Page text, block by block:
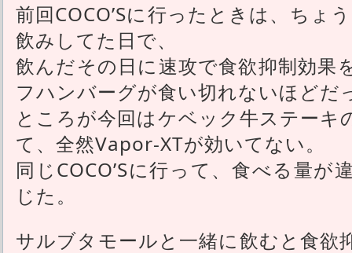
前回COCO’Sに行ったときは、ちょ
飲みしてた日で、
飲んだその日に速攻で食欲抑制効果
フハンバーグが食い切れないほどだ
ところが今回はケベック牛ステーキ
て、全然Vapor-XTが効いてない。
同じCOCO’Sに行って、食べる量が
じた。
サルブタモールと一緒に飲むと食欲